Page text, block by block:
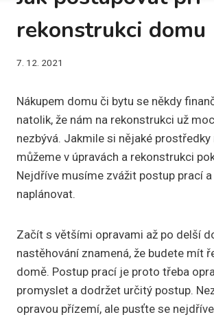
rekonstrukci domu
7. 12. 2021
Nákupem domu či bytu se někdy
natolik, že nám na rekonstrukci už
nezbývá. Jakmile si nějaké
můžeme v úpravách a rekonstrukci
Nejdříve musíme zvážit postup prací a
naplánovat.
Začít s většími opravami až po delší
nastěhování znamená, že budete mít
domě. Postup prací je proto třeba
promyslet a dodržet určitý postup.
opravou přízemí, ale pusťte se